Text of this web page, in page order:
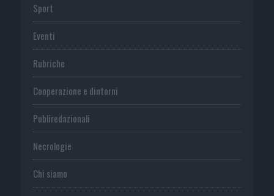
Sport
Eventi
Rubriche
Cooperazione e dintorni
Publiredazionali
Necrologie
Chi siamo